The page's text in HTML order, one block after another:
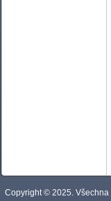
Copyright © 2025.